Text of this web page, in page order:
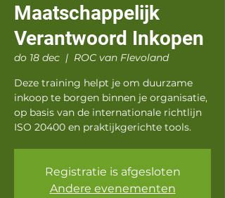
Maatschappelijk
Verantwoord Inkopen
do 18 dec
  |
ROC van Flevoland
Deze training helpt je om duurzame
inkoop te borgen binnen je organisatie,
op basis van de internationale richtlijn
ISO 20400 en praktijkgerichte tools.
Registratie is afgesloten
Andere evenementen